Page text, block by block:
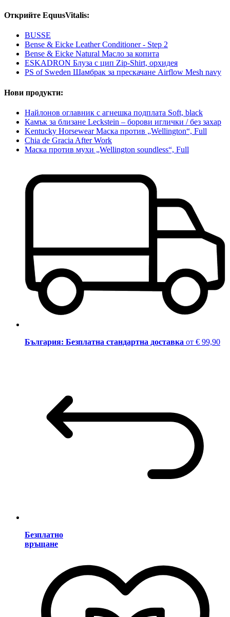
Открийте EquusVitalis:
BUSSE
Bense & Eicke Leather Conditioner - Step 2
Bense & Eicke Natural Масло за копита
ESKADRON Блуза с цип Zip-Shirt, орхидея
PS of Sweden Шамбрак за прескачане Airflow Mesh navy
Нови продукти:
Найлонов оглавник с агнешка подплата Soft, black
Камък за близане Leckstein – борови иглички / без захар
Kentucky Horsewear Маска против „Wellington“, Full
Chia de Gracia After Work
Маска против мухи „Wellington soundless“, Full
България: Безплатна стандартна доставка от € 99,90
Безплатно
връщане